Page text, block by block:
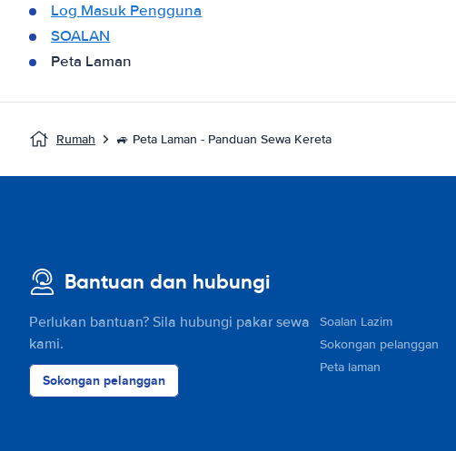
Log Masuk Pengguna
SOALAN
Peta Laman
Rumah 🚙 Peta Laman - Panduan Sewa Kereta
Bantuan dan hubungi
Perlukan bantuan? Sila hubungi pakar sewa
kami.
Sokongan pelanggan
Soalan Lazim
Sokongan pelanggan
Peta laman